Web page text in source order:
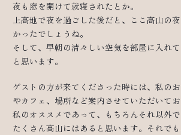
夜も窓を開けて就寝されたとか。
上高地で夜を過ごした後だと、ここ高山の
かったでしょうね。
そして、早朝の清々しい空気を部屋に入れ
と思います。
ゲストの方が来てくださった時には、私の
やカフェ、場所など案内させていただいてお
私のオススメであって、もちろんそれ以外
たくさん高山にはあると思います。それで